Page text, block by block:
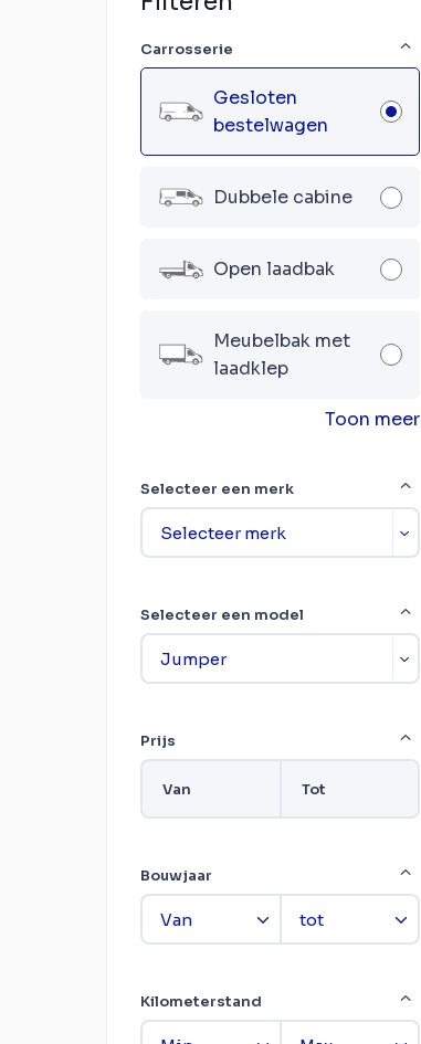
Carrosserie
Gesloten
bestelwagen
Dubbele cabine
Open laadbak
Meubelbak met
laadklep
Toon meer
Selecteer een merk
Selecteer een model
Prijs
Van Tot
Bouwjaar
Kilometerstand